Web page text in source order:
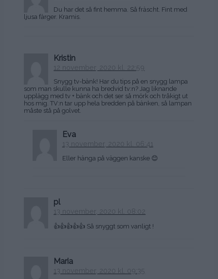
Du har det så fint hemma. Så fräscht. Fint med
ljusa färger. Kramis.
Kristin
12 november, 2020 kl. 22:59
Snygg tv-bänk! Har du tips på en snygg lampa
som man skulle kunna ha bredvid tv:n? Jag liknande
upplägg med tv + bänk och det ser så mörk och tråkigt ut
hos mig. TV:n tar upp hela bredden på bänken, så lampan
måste stå på golvet.
Eva
13 november, 2020 kl. 06:41
Eller hänga på väggen kanske 😊
pl
13 november, 2020 kl. 08:02
👍👍👍👍👍 Så snyggt som vanligt !
Maria
13 november, 2020 kl. 09:35